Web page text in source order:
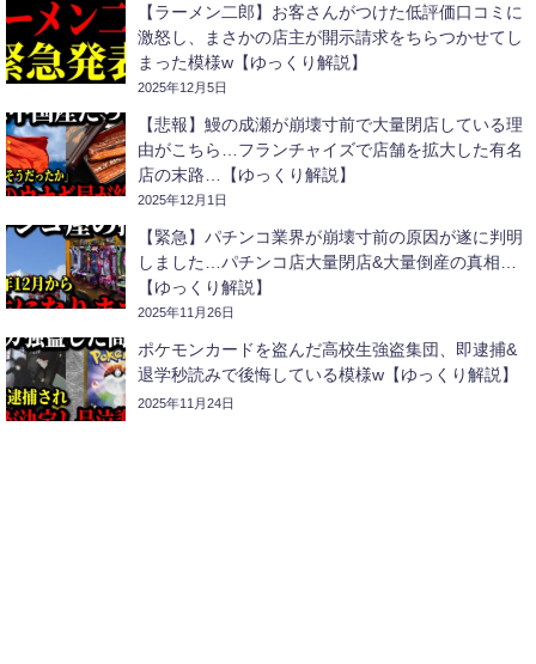
【ラーメン二郎】お客さんがつけた低評価口コミに
激怒し、まさかの店主が開示請求をちらつかせてし
まった模様w【ゆっくり解説】
2025年12月5日
【悲報】鰻の成瀬が崩壊寸前で大量閉店している理
由がこちら…フランチャイズで店舗を拡大した有名
店の末路…【ゆっくり解説】
2025年12月1日
【緊急】パチンコ業界が崩壊寸前の原因が遂に判明
しました…パチンコ店大量閉店&大量倒産の真相…
【ゆっくり解説】
2025年11月26日
ポケモンカードを盗んだ高校生強盗集団、即逮捕&
退学秒読みで後悔している模様w【ゆっくり解説】
2025年11月24日